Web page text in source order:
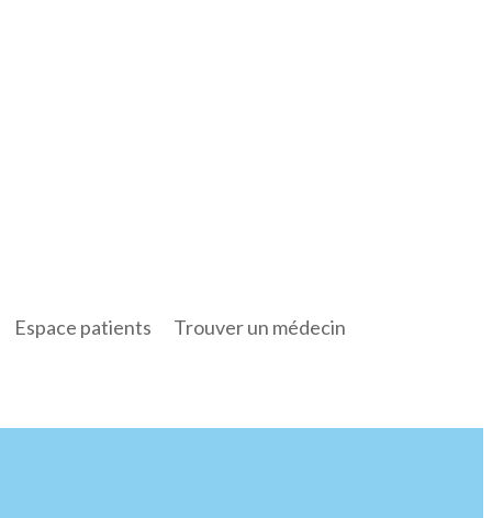
Espace patients Trouver un médecin